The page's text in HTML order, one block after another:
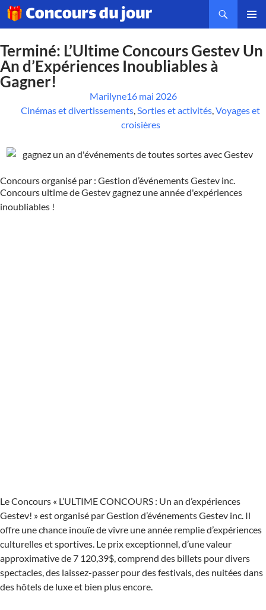
Terminé: L’Ultime Concours Gestev Un
An d’Expériences Inoubliables à
Gagner!
Marilyne16 mai 2026
Cinémas et divertissements,Sorties et activités,Voyages et
croisières
Concours organisé par : Gestion d’événements Gestev inc.
Concours ultime de Gestev gagnez une année d'expériences
inoubliables !
Le Concours « L’ULTIME CONCOURS : Un an d’expériences
Gestev! » est organisé par Gestion d’événements Gestev inc. Il
offre une chance inouïe de vivre une année remplie d’expériences
culturelles et sportives. Le prix exceptionnel, d’une valeur
approximative de 7 120,39$, comprend des billets pour divers
spectacles, des laissez-passer pour des festivals, des nuitées dans
des hôtels de luxe et bien plus encore.